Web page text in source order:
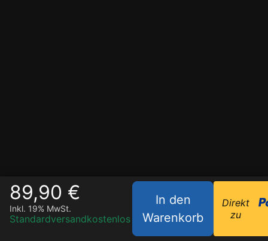
89,90 €
Inkl. 19% MwSt.
Standardversandkostenlos
In den
Warenkorb
Direkt
zu